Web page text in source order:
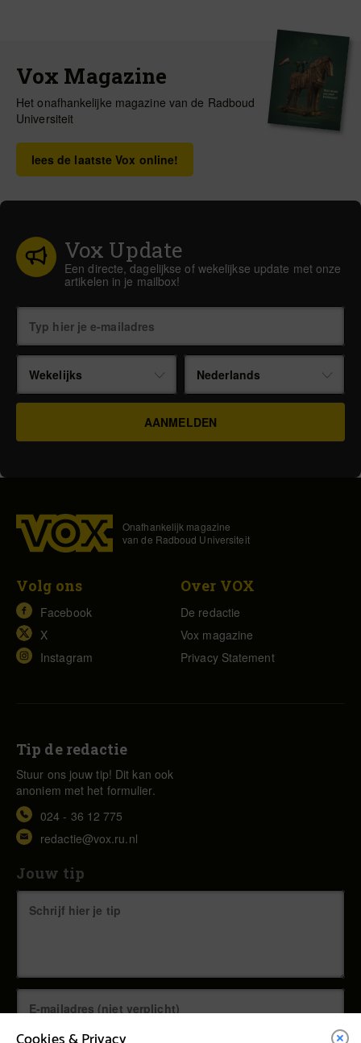
Vox Magazine
Het onafhankelijke magazine van de Radboud
Universiteit
lees de laatste Vox online!
Vox Update
Een directe, dagelijkse of wekelijkse update met onze
artikelen in je mailbox!
Wekelijks Nederlands
Onafhankelijk magazine
van de Radboud Universiteit
Volg ons
Facebook
X
Instagram
Over VOX
De redactie
Vox magazine
Privacy Statement
Tip de redactie
Stuur ons jouw tip! Dit kan ook
anoniem met het formulier.
024 - 36 12 775
redactie@vox.ru.nl
Jouw tip